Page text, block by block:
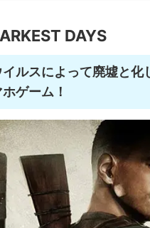
DAYS
ルスによって廃墟と
ゲーム！